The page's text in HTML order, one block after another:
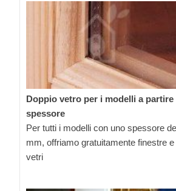
Doppio vetro per i modelli a partire
spessore
Per tutti i modelli con uno spessore
mm, offriamo gratuitamente finestre
vetri